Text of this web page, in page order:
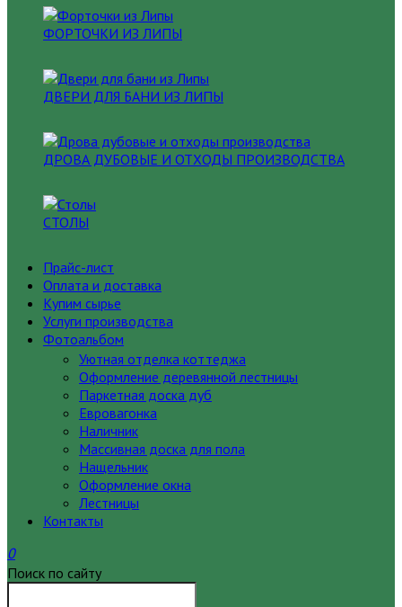
ФОРТОЧКИ ИЗ ЛИПЫ
ДВЕРИ ДЛЯ БАНИ ИЗ ЛИПЫ
ДРОВА ДУБОВЫЕ И ОТХОДЫ ПРОИЗВОДСТВА
СТОЛЫ
Прайс-лист
Оплата и доставка
Купим сырье
Услуги производства
Фотоальбом
Уютная отделка коттеджа
Оформление деревянной лестницы
Паркетная доска дуб
Евровагонка
Наличник
Массивная доска для пола
Нащельник
Оформление окна
Лестницы
Контакты
0
Поиск по сайту